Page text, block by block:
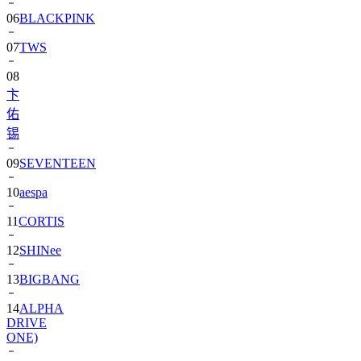
07TWS
08
卞
佑
锡
09
10aespa
11CORTIS
12SHINee
13BIGBANG
14ALPHA
DRIVE
ONE)
15NewJeans